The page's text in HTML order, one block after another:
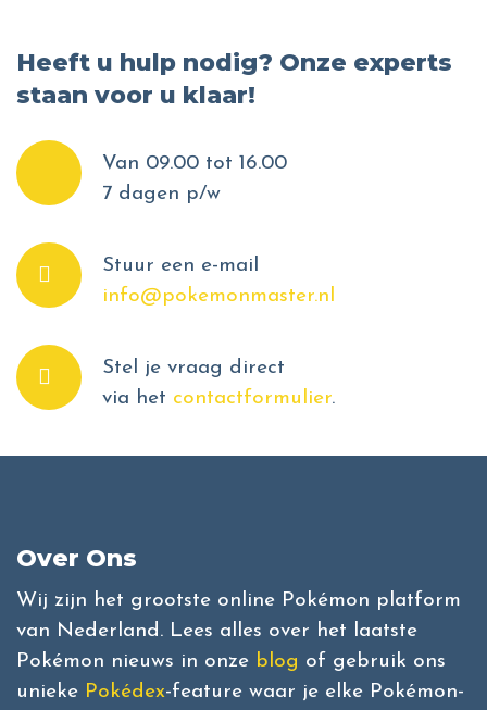
Heeft u hulp nodig? Onze experts
staan voor u klaar!
Van 09.00 tot 16.00
7 dagen p/w
Stuur een e-mail
info@pokemonmaster.nl
Stel je vraag direct
via het contactformulier.
Over Ons
Wij zijn het grootste online Pokémon platform
van Nederland. Lees alles over het laatste
Pokémon nieuws in onze blog of gebruik ons
unieke Pokédex-feature waar je elke Pokémon-